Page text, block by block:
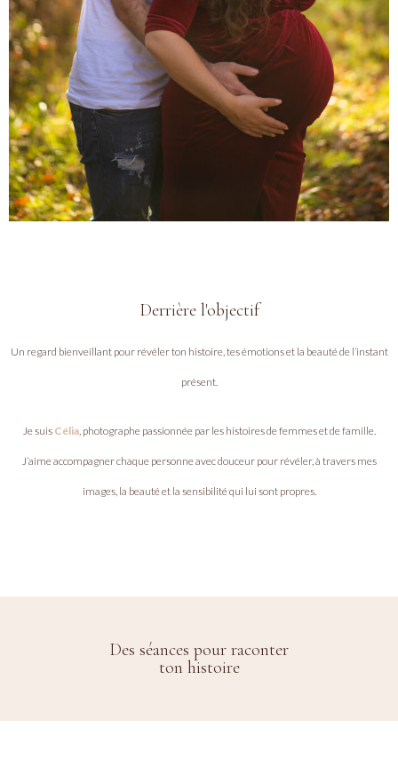
Derrière l'objectif
Un regard bienveillant pour révéler ton histoire, tes émotions et la beauté de l’instant
présent.
Je suis Célia, photographe passionnée par les histoires de femmes et de famille.
J’aime accompagner chaque personne avec douceur pour révéler, à travers mes
images, la beauté et la sensibilité qui lui sont propres.
Des séances pour raconter
ton histoire